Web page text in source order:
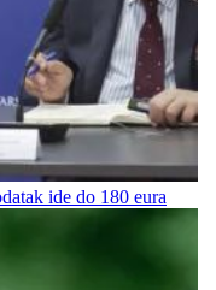
ide do 180 eura